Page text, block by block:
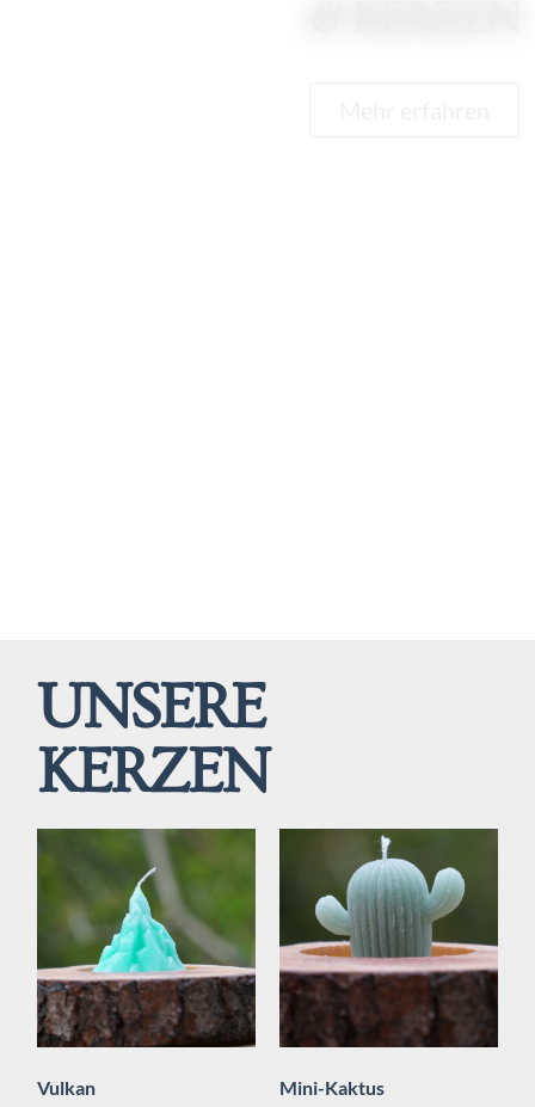
UNSERE
KERZEN
Vulkan Mini-Kaktus